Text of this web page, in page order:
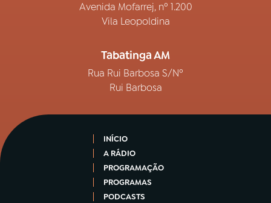
Avenida Mofarrej, nº 1.200
Vila Leopoldina
Tabatinga AM
Rua Rui Barbosa S/Nº
Rui Barbosa
INÍCIO
A RÁDIO
PROGRAMAÇÃO
PROGRAMAS
PODCASTS